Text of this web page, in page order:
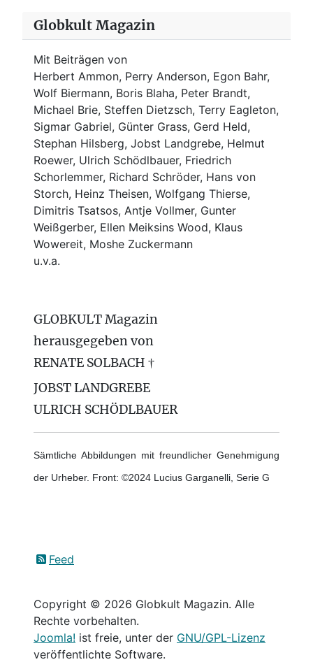
Globkult Magazin
Mit Beiträgen von
Herbert Ammon, Perry Anderson, Egon Bahr,
Wolf Biermann, Boris Blaha, Peter Brandt,
Michael Brie, Steffen Dietzsch, Terry Eagleton,
Sigmar Gabriel, Günter Grass, Gerd Held,
Stephan Hilsberg, Jobst Landgrebe, Helmut
Roewer, Ulrich Schödlbauer, Friedrich
Schorlemmer, Richard Schröder, Hans von
Storch, Heinz Theisen, Wolfgang Thierse,
Dimitris Tsatsos, Antje Vollmer, Gunter
Weißgerber, Ellen Meiksins Wood, Klaus
Wowereit, Moshe Zuckermann
u.v.a.
GLOBKULT Magazin
herausgegeben von
RENATE SOLBACH †
JOBST LANDGREBE
ULRICH SCHÖDLBAUER
Sämtliche Abbildungen mit freundlicher Genehmigung
der Urheber. Front: ©2024 Lucius Garganelli, Serie G
Feed
Copyright © 2026 Globkult Magazin. Alle
Rechte vorbehalten.
Joomla! ist freie, unter der GNU/GPL-Lizenz
veröffentlichte Software.